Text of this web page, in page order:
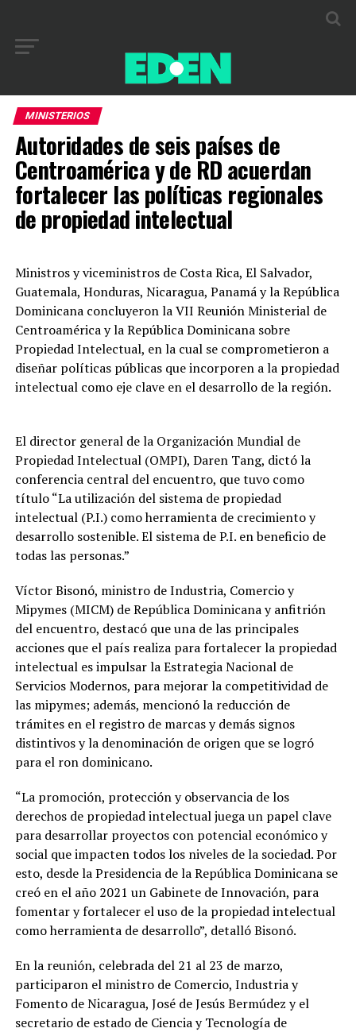
MINISTERIOS
Autoridades de seis países de
Centroamérica y de RD acuerdan
fortalecer las políticas regionales
de propiedad intelectual
Ministros y viceministros de Costa Rica, El Salvador,
Guatemala, Honduras, Nicaragua, Panamá y la República
Dominicana concluyeron la VII Reunión Ministerial de
Centroamérica y la República Dominicana sobre
Propiedad Intelectual, en la cual se comprometieron a
diseñar políticas públicas que incorporen a la propiedad
intelectual como eje clave en el desarrollo de la región.
El director general de la Organización Mundial de
Propiedad Intelectual (OMPI), Daren Tang, dictó la
conferencia central del encuentro, que tuvo como
título “La utilización del sistema de propiedad
intelectual (P.I.) como herramienta de crecimiento y
desarrollo sostenible. El sistema de P.I. en beneficio de
todas las personas.”
Víctor Bisonó, ministro de Industria, Comercio y
Mipymes (MICM) de República Dominicana y anfitrión
del encuentro, destacó que una de las principales
acciones que el país realiza para fortalecer la propiedad
intelectual es impulsar la Estrategia Nacional de
Servicios Modernos, para mejorar la competitividad de
las mipymes; además, mencionó la reducción de
trámites en el registro de marcas y demás signos
distintivos y la denominación de origen que se logró
para el ron dominicano.
“La promoción, protección y observancia de los
derechos de propiedad intelectual juega un papel clave
para desarrollar proyectos con potencial económico y
social que impacten todos los niveles de la sociedad. Por
esto, desde la Presidencia de la República Dominicana se
creó en el año 2021 un Gabinete de Innovación, para
fomentar y fortalecer el uso de la propiedad intelectual
como herramienta de desarrollo”, detalló Bisonó.
En la reunión, celebrada del 21 al 23 de marzo,
participaron el ministro de Comercio, Industria y
Fomento de Nicaragua, José de Jesús Bermúdez y el
secretario de estado de Ciencia y Tecnología de